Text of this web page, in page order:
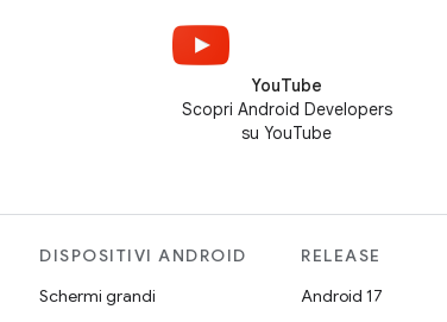
YouTube
Scopri Android Developers
su YouTube
DISPOSITIVI ANDROID
Schermi grandi
RELEASE
Android 17